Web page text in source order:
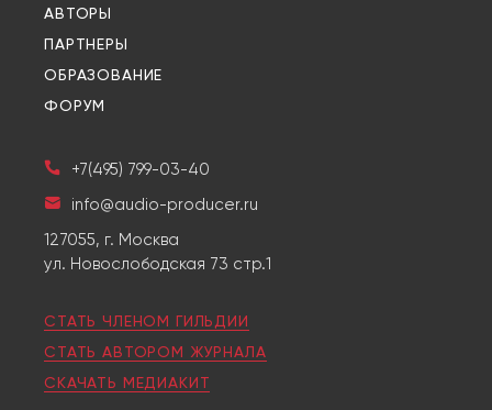
АВТОРЫ
ПАРТНЕРЫ
ОБРАЗОВАНИЕ
ФОРУМ
+7(495) 799-03-40
info@audio-producer.ru
127055, г. Москва
ул. Новослободская 73 стр.1
СТАТЬ ЧЛЕНОМ ГИЛЬДИИ
СТАТЬ АВТОРОМ ЖУРНАЛА
СКАЧАТЬ МЕДИАКИТ